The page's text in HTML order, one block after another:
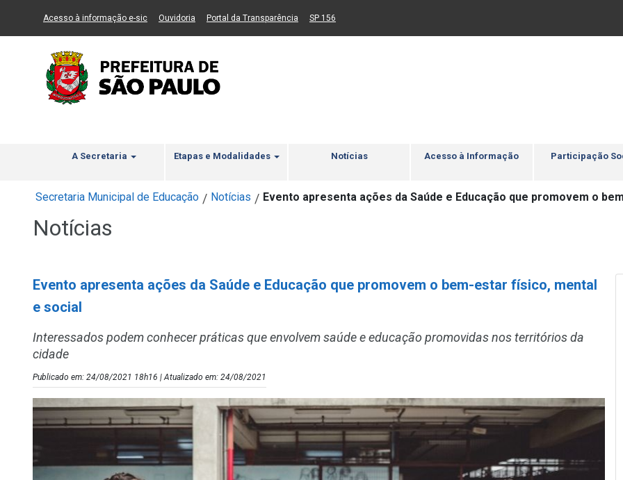
Ir ao Conteúdo Ir para menu principal 2 Ir para busca Ir para rodapé
Acesso à informação e-sic(Link para um novo sítio)
Ouvidoria (Link para um novo sítio)
Portal da Transparência (Link para um novo sítio)
SP 156
A Secretaria Etapas e Modalidades Notícias Acesso à Informação Participação
Secretaria Municipal de Educação / Notícias / Evento apresenta ações da Saúde e Educação que promovem o
Notícias
Evento apresenta ações da Saúde e Educação que promovem o bem-estar físico, mental
e social
Interessados podem conhecer práticas que envolvem saúde e educação promovidas nos territórios da
cidade
Publicado em: 24/08/2021 18h16 | Atualizado em: 24/08/2021